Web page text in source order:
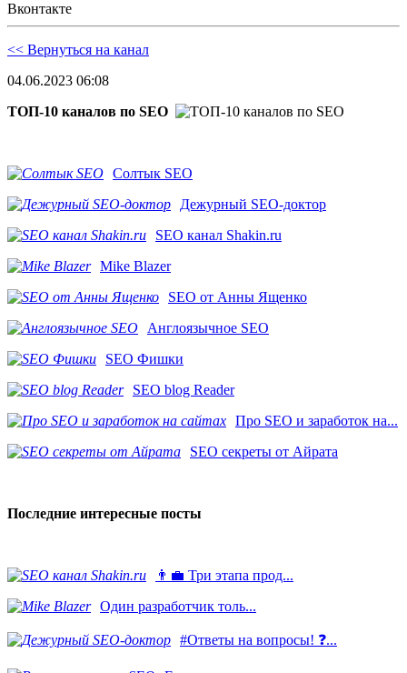
Вконтакте
<< Вернуться на канал
04.06.2023 06:08
ТОП-10 каналов по SEO
Солтык SEO
Дежурный SEO-доктор
SEO канал Shakin.ru
Mike Blazer
SEO от Анны Ященко
Англоязычное SEO
SEO Фишки
SEO blog Reader
Про SEO и заработок на...
SEO секреты от Айрата
Последние интересные посты
👨‍💼 Три этапа прод...
​Один разработчик толь...
#Ответы на вопросы! ❓...